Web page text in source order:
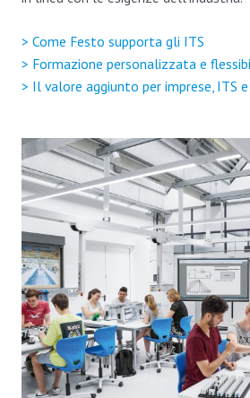
> Come Festo supporta gli ITS
> Formazione personalizzata e
> Il valore aggiunto per imprese, ITS